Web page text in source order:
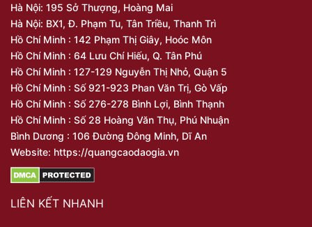
Hà Nội: 195 Sở Thượng, Hoàng Mai
Hà Nội: BX1, Đ. Phạm Tu, Tân Triều, Thanh Trì
Hồ Chí Minh : 142 Phạm Thị Giây, Hoóc Môn
Hồ Chí Minh : 64 Lưu Chí Hiếu, Q. Tân Phú
Hồ Chí Minh : 127-129 Nguyễn Thị Nhỏ, Quận 5
Hồ Chí Minh : Số 921-923 Phan Văn Trị, Gò Vấp
Hồ Chí Minh : Số 276-278 Bình Lợi, Bình Thạnh
Hồ Chí Minh : Số 28 Hoàng Văn Thụ, Phú Nhuận
Bình Dương : 106 Đường Đông Minh, Dĩ An
Website: https://quangcaodaogia.vn
LIÊN KẾT NHANH